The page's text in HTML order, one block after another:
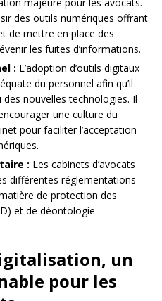
des outils numériques offrant
de mettre en place des
les fuites d’informations.
: L’adoption d’outils digitaux
du personnel afin qu’il
nouvelles technologies. Il
une culture du
pour faciliter l’acceptation
: Les cabinets d’avocats
différentes réglementations
de protection des
et de déontologie
un
pour les